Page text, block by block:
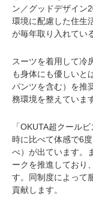
ン／グッドデザイン
環境に配慮した住生
が毎年取り入れてい
スーツを着用して冷
も身体にも優しいと
パンツを含む）を推
務環境を整えていま
「OKUTA超クール
時に比べて体感で6
べ）が出ています。
ークを推進しており
す。同制度によって
貢献します。